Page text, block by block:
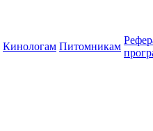
Кинологам Питомникам